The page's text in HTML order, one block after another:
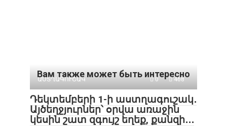
Вам также может быть интересно
ԱՍՏՂԱԳՈՒՇԱԿ 0 468
Դեկտեմբերի 1-ի աստղագուշակ․
Այծեղջյուրներ՝ օրվա առաջին
կեսին շատ զգույշ եղեք, քանզի․․․